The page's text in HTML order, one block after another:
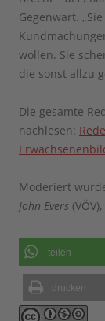
Gegenwart.
wollen. Sie
die sonst allzu
Die gesamte
nachlesen:
Moderiert
John Evers
teilen
drucken